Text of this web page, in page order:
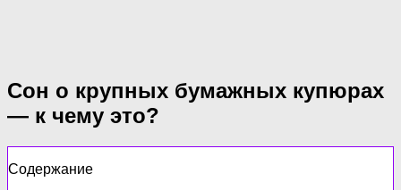
Сон о крупных бумажных купюрах
— к чему это?
Содержание